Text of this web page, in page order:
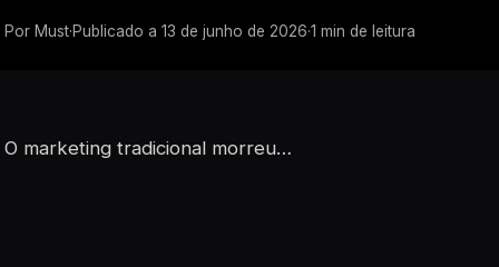
Por Must·Publicado a 13 de junho de 2026·1 min de leitura
O marketing tradicional morreu…